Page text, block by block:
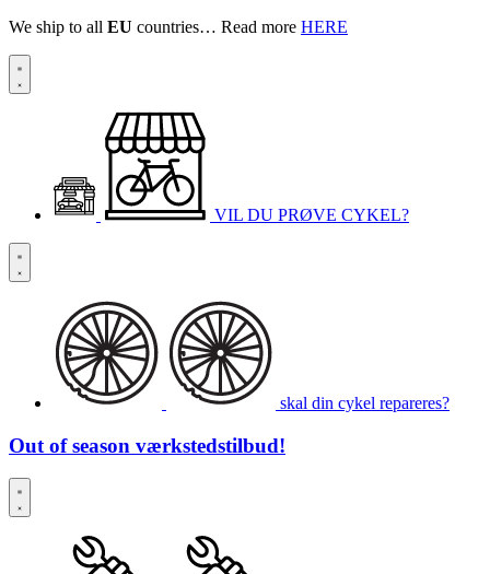
We ship to all EU countries… Read more HERE
VIL DU PRØVE CYKEL?
skal din cykel repareres?
Out of season værkstedstilbud!